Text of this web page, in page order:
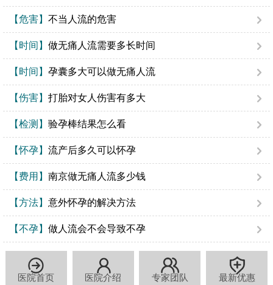
【危害】 不当人流的危害
【时间】 做无痛人流需要多长时间
【时间】 孕囊多大可以做无痛人流
【伤害】 打胎对女人伤害有多大
【检测】 验孕棒结果怎么看
【怀孕】 流产后多久可以怀孕
【费用】 南京做无痛人流多少钱
【方法】 意外怀孕的解决方法
【不孕】 做人流会不会导致不孕
医院首页 医院介绍 专家团队 最新优惠